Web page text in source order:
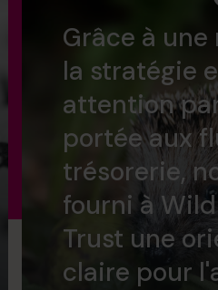
Grâce à
la stratégie
attention
portée aux
trésorerie,
fourni à
Trust une
claire pour